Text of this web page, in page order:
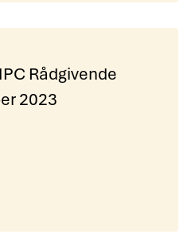
Rådgivende
2023